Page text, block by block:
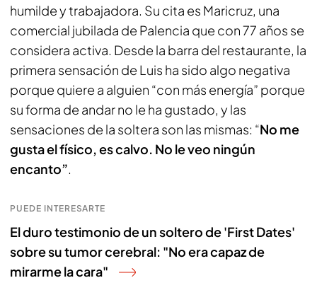
humilde y trabajadora. Su cita es Maricruz, una
comercial jubilada de Palencia que con 77 años se
considera activa. Desde la barra del restaurante, la
primera sensación de Luis ha sido algo negativa
porque quiere a alguien “con más energía” porque
su forma de andar no le ha gustado, y las
sensaciones de la soltera son las mismas: “No me
gusta el físico, es calvo. No le veo ningún
encanto”.
PUEDE INTERESARTE
El duro testimonio de un soltero de 'First Dates'
sobre su tumor cerebral: "No era capaz de
mirarme la cara"